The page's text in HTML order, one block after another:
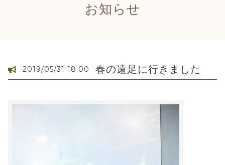
お知らせ
2019/05/31 18:00 春の遠足に行きました